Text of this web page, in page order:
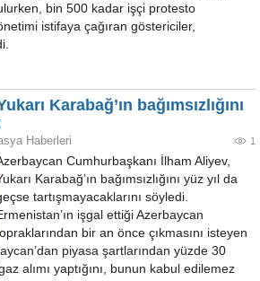
bin 500 kadar işçi protesto
istifaya çağıran göstericiler,
Karabağ’ın bağımsızlığını
Haberleri 1
Cumhurbaşkanı İlham Aliyev,
Karabağ’ın bağımsızlığını yüz yıl da
tartışmayacaklarını söyledi.
işgal ettiği Azerbaycan
bir an önce çıkmasını isteyen
piyasa şartlarından yüzde 30
alımı yaptığını, bunun kabul edilemez